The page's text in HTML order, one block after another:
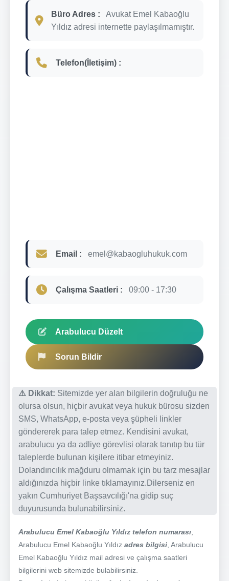
Büro Adres :
Avukat Emel Kabaoğlu
Yıldız adresi internette paylaşılmamıştır.
Telefon(İletişim) :
Email : emel@kabaogluhukuk.com
Çalışma Saatleri : 09:00 - 17:30
Arabulucu Düzelt
Sorun Bildir
⚠️ Dikkat: Sitemizde yer alan bilgilerin doğruluğu ne
olursa olsun, hiçbir avukat veya hukuk bürosu sizden
SMS, WhatsApp, e-posta veya şüpheli linkler
göndererek para talep etmez. Kendisini avukat,
arabulucu ya da adliye görevlisi olarak tanıtıp bu tür
taleplerde bulunan kişilere itibar etmeyiniz.
Dolandırıcılık mağduru olmamak için bu tarz mesajlar
aldığınızda hiçbir linke tıklamayınız.Dilerseniz en
yakın Cumhuriyet Başsavcılığı'na gidip suç
duyurusunda bulunabilirsiniz.
Arabulucu Emel Kabaoğlu Yıldız telefon numarası
Arabulucu Emel Kabaoğlu Yıldız adres bilgisi , Arabulucu
Emel Kabaoğlu Yıldız mail adresi ve çalışma saatleri
bilgilerini web sitemizde bulabilirsiniz.